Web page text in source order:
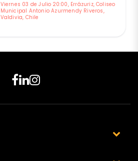
Viernes 03 de Julio 20:00, Errázuriz, Coliseo
Municipal Antonio Azurmendy Riveros,
Valdivia, Chile